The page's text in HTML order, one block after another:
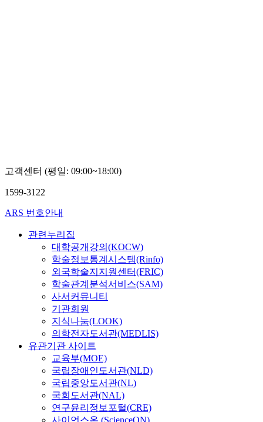
고객센터 (평일: 09:00~18:00)
1599-3122
ARS 번호안내
관련누리집
대학공개강의(KOCW)
학술정보통계시스템(Rinfo)
외국학술지지원센터(FRIC)
학술관계분석서비스(SAM)
사서커뮤니티
기관회원
지식나눔(LOOK)
의학전자도서관(MEDLIS)
유관기관 사이트
교육부(MOE)
국립장애인도서관(NLD)
국립중앙도서관(NL)
국회도서관(NAL)
연구윤리정보포털(CRE)